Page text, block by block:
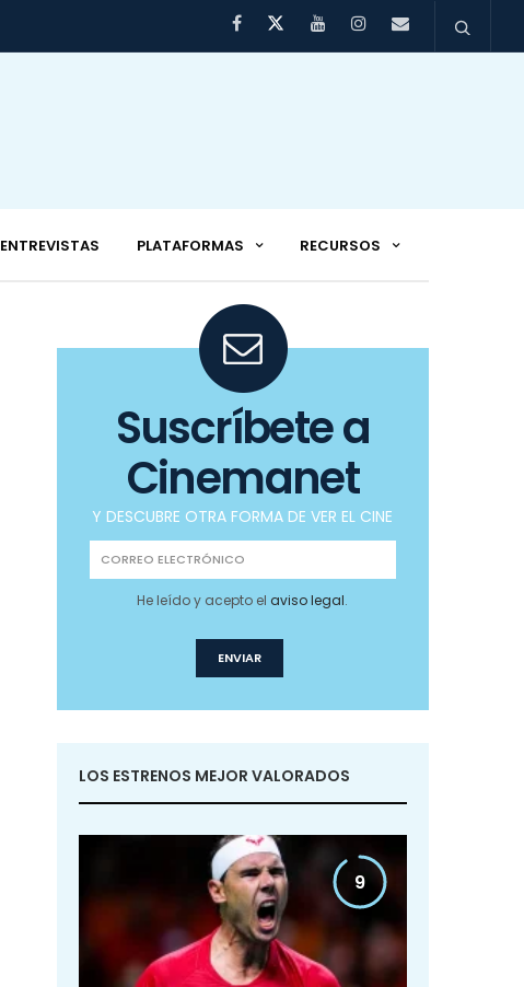
ENTREVISTAS PLATAFORMAS RECURSOS
Suscríbete a
Cinemanet
Y DESCUBRE OTRA FORMA DE VER EL CINE
He leído y acepto elaviso legal.
LOS ESTRENOS MEJOR VALORADOS
9